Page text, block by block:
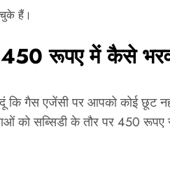
चुके हैं।
रूपए में कैसे
दूं कि गैस एजेंसी पर आपको कोई
को सब्सिडी के तौर पर 450 रूपए